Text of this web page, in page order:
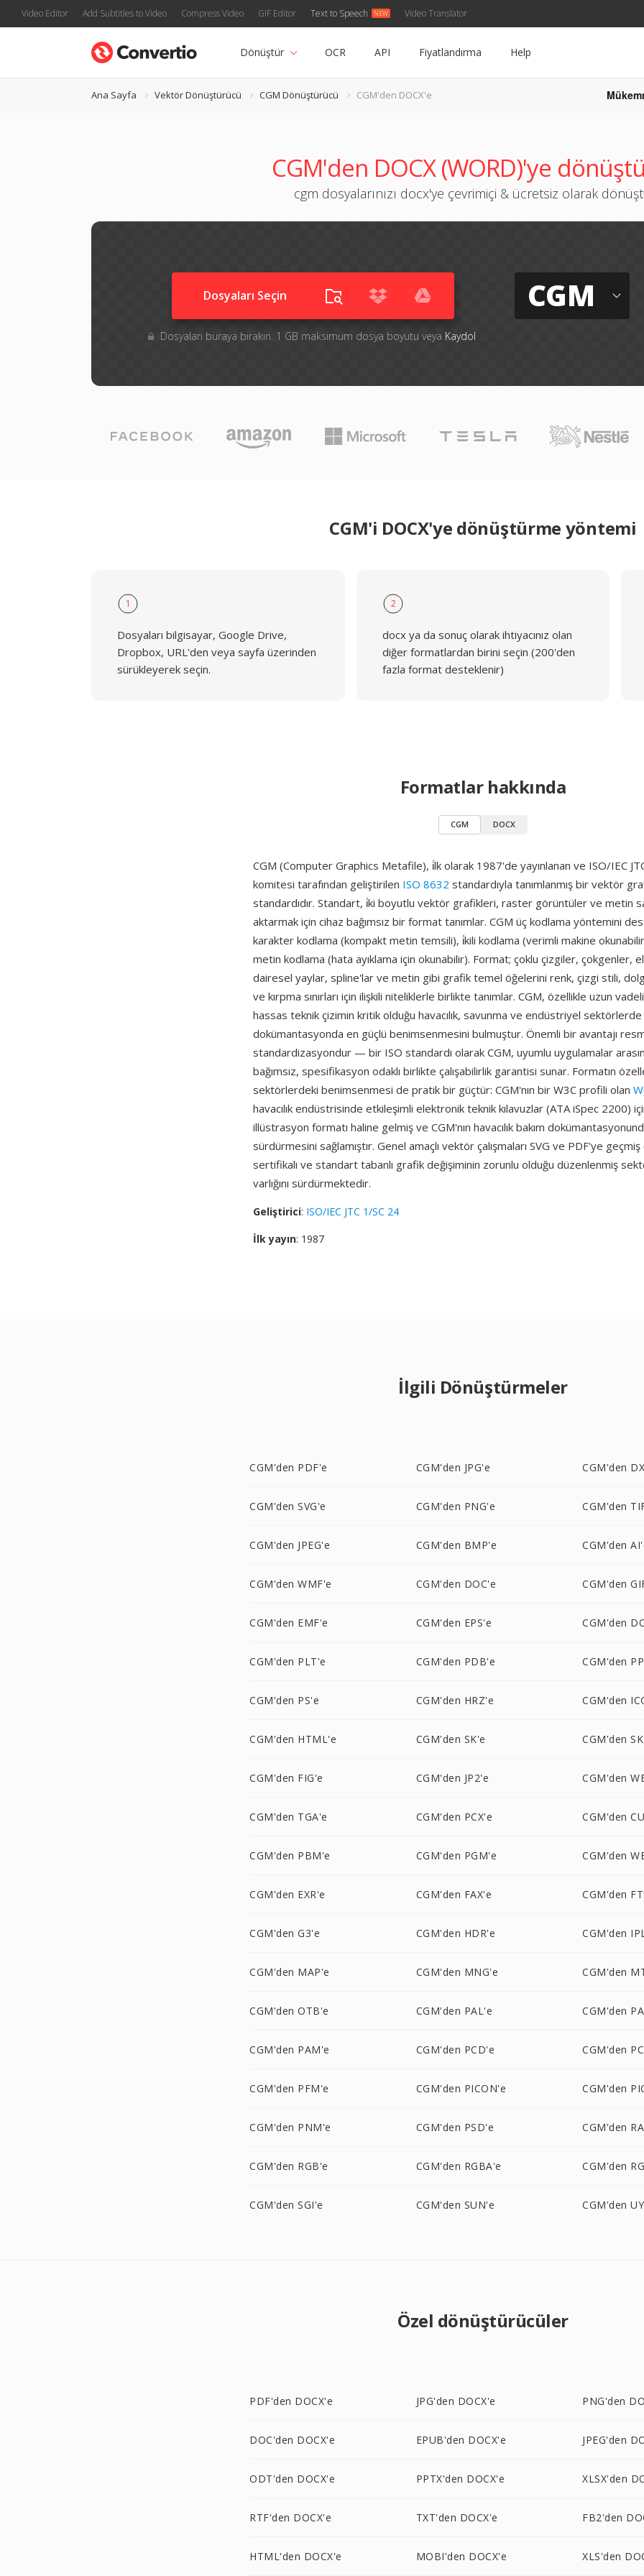
Video Editor Add Subtitles to Video Compress Video GIF Editor Text to Speech Video Translator
Dönüştür OCR API Fiyatlandırma Help
Ana Sayfa Vektör Dönüştürücü CGM Dönüştürücü CGM'den DOCX'e
CGM'den DOCX (WORD)'ye
cgm dosyalarınızı docx'ye çevrimiçi & ücretsiz olarak
Dosyaları Seçin
Dosyaları buraya bırakın. 1 GB maksimum dosya boyutu veya Kaydol
CGM
CGM'i DOCX'ye dönüştürme yöntemi
1
Dosyaları bilgisayar, Google Drive,
Dropbox, URL'den veya sayfa üzerinden
sürükleyerek seçin.
2
docx ya da sonuç olarak ihtiyacınız olan
diğer formatlardan birini seçin (200'den
fazla format desteklenir)
Formatlar hakkında
CGM DOCX
CGM (Computer Graphics Metafile), i̇lk olarak 1987'de yayınlanan ve ISO/IEC
komitesi tarafından geliştirilen ISO 8632 standardıyla tanımlanmış bir vektör
standardıdır. Standart, i̇ki boyutlu vektör grafikleri, raster görüntüler ve metin
aktarmak için cihaz bağımsız bir format tanımlar. CGM üç kodlama yöntemini
karakter kodlama (kompakt metin temsili), i̇kili kodlama (verimli makine
metin kodlama (hata ayıklama için okunabilir). Format; çoklu çizgiler, çokgenler,
dairesel yaylar, spline'lar ve metin gibi grafik temel öğelerini renk, çizgi stili,
ve kırpma sınırları için ilişkili niteliklerle birlikte tanımlar. CGM, özellikle uzun
hassas teknik çizimin kritik olduğu havacılık, savunma ve endüstriyel
dokümantasyonda en güçlü benimsenmesini bulmuştur. Önemli bir avantajı
standardizasyondur — bir ISO standardı olarak CGM, uyumlu uygulamalar
bağımsız, spesifikasyon odaklı birlikte çalışabilirlik garantisi sunar. Formatın
sektörlerdeki benimsenmesi de pratik bir güçtür: CGM'nın bir W3C profili olan
havacılık endüstrisinde etkileşimli elektronik teknik kılavuzlar (ATA iSpec 2200)
illüstrasyon formatı haline gelmiş ve CGM'nın havacılık bakım
sürdürmesini sağlamıştır. Genel amaçlı vektör çalışmaları SVG ve PDF'ye
sertifikalı ve standart tabanlı grafik değişiminin zorunlu olduğu düzenlenmiş
varlığını sürdürmektedir.
Geliştirici: ISO/IEC JTC 1/SC 24
İlk yayın: 1987
İlgili Dönüştürmeler
CGM'den PDF'e CGM'den JPG'e CGM'den
CGM'den SVG'e CGM'den PNG'e CGM'den
CGM'den JPEG'e CGM'den BMP'e CGM'den
CGM'den WMF'e CGM'den DOC'e CGM'den
CGM'den EMF'e CGM'den EPS'e CGM'den
CGM'den PLT'e CGM'den PDB'e CGM'den
CGM'den PS'e CGM'den HRZ'e CGM'den
CGM'den HTML'e CGM'den SK'e CGM'den
CGM'den FIG'e CGM'den JP2'e CGM'den
CGM'den TGA'e CGM'den PCX'e CGM'den
CGM'den PBM'e CGM'den PGM'e CGM'den
CGM'den EXR'e CGM'den FAX'e CGM'den
CGM'den G3'e CGM'den HDR'e CGM'den
CGM'den MAP'e CGM'den MNG'e CGM'den
CGM'den OTB'e CGM'den PAL'e CGM'den
CGM'den PAM'e CGM'den PCD'e CGM'den
CGM'den PFM'e CGM'den PICON'e CGM'den
CGM'den PNM'e CGM'den PSD'e CGM'den
CGM'den RGB'e CGM'den RGBA'e CGM'den
CGM'den SGI'e CGM'den SUN'e CGM'den
Özel dönüştürücüler
PDF'den DOCX'e JPG'den DOCX'e PNG'den
DOC'den DOCX'e EPUB'den DOCX'e JPEG'den
ODT'den DOCX'e PPTX'den DOCX'e XLSX'den
RTF'den DOCX'e TXT'den DOCX'e FB2'den
HTML'den DOCX'e MOBI'den DOCX'e XLS'den